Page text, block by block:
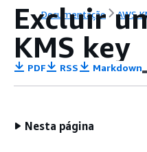
Documentação AWS
Excluir
KMS key
PDF RSS Markdown
Nesta página